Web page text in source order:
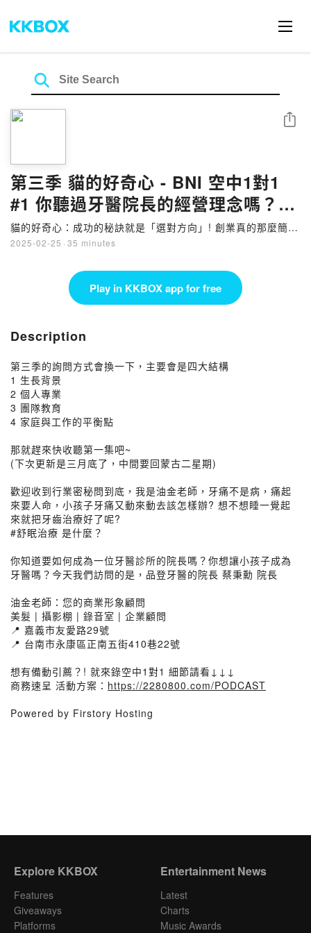
第三季 貓的好奇心 - BNI 空中1對1
#1 你聽過牙醫院長的經營理念嗎？你
知道舒眠治療是什麼嗎？
貓的好奇心：成功的秘訣就是「選對方向」! 創業真的那麼簡單
嗎？
2025-02-25 · 35 minutes
Share
Play in KKBOX app for free
Description
第三季的詢問方式會換一下，主要會是四大結構
1 生長背景
2 個人專業
3 團隊教育
4 家庭與工作的平衡點
那就趕來快收聽第一集吧~
(下次更新是三月底了，中間要回蒙古二星期)
歡迎收到行業密秘問到底，我是油金老師，牙痛不是病，痛起
來要人命，小孩子牙痛又動來動去該怎樣辦? 想不想睡一覺起
來就把牙齒治療好了呢?
#舒眠治療 是什麼？
你知道要如何成為一位牙醫診所的院長嗎？你想讓小孩子成為
牙醫嗎？今天我們訪問的是，品登牙醫的院長 蔡秉勳 院長
油金老師：您的商業形象顧問
美髮 | 攝影棚 | 錄音室 | 企業顧問
📍 嘉義市友愛路29號
📍 台南市永康區正南五街410巷22號
想有備動引薦？! 就來錄空中1對1 細節請看↓↓↓
商務速呈 活動方案： https://2280800.com/PODCAST
Powered by Firstory Hosting
Explore KKBOX
Features
Giveaways
Platforms
Entertainment News
Latest
Charts
Music Awards